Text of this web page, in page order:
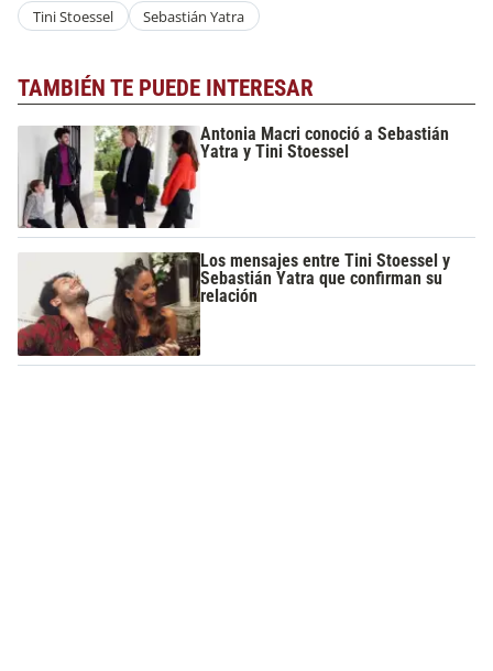
Tini Stoessel Sebastián Yatra
TAMBIÉN TE PUEDE INTERESAR
Antonia Macri conoció a Sebastián
Yatra y Tini Stoessel
Los mensajes entre Tini Stoessel y
Sebastián Yatra que confirman su
relación